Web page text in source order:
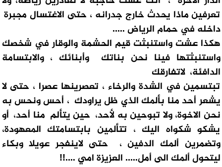
تعرفين ماذا يحدث خارج جدرانه ، حتى الاغتسال مجبرة
داخله في حمام الرياض …..
هكذا عشت واستنبثت قيم الحشمة والوقار في شخصك
واستنبثتها فينا نحن بناتك وأبنائك ، والابتسامة
الدافئة، لاتفارقك
تبتسمين في الشدة والرخاء ، تعصرينها عصرا ، حتى لا
يشعر أحد منا بألمك الذي ظل يراودك ، أحس ونحس به
نحن الاخوة، ولا تبوحين به لأحد، حين يتألم منا أحد، أو
يشكو شكواه اليك ، تتألمين بابتسامتك المعهودة،
وتضمرين ألمك الدفين ، حتى لاينفجر عويلا وبكاء
ليتحول ألمك الى أمل….. العزيزة امي ….!!